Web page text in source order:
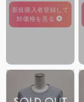
新規購入者登録して
卸価格を見る